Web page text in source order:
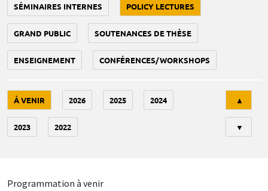
SÉMINAIRES INTERNES POLICY LECTURES
GRAND PUBLIC SOUTENANCES DE THÈSE
ENSEIGNEMENT CONFÉRENCES/WORKSHOPS
À VENIR 2026 2025 2024
2023 2022
▲
▼
Programmation à venir